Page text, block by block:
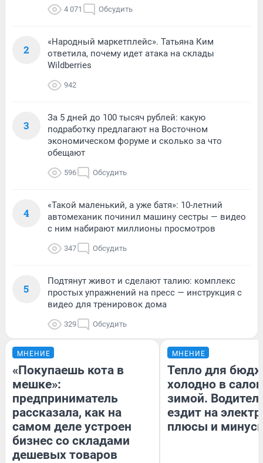
4 071 Обсудить
2
«Народный маркетплейс». Татьяна Ким
ответила, почему идет атака на склады
Wildberries
942
3
За 5 дней до 100 тысяч рублей: какую
подработку предлагают на Восточном
экономическом форуме и сколько за что
обещают
596 Обсудить
4
«Такой маленький, а уже батя»: 10-летний
автомеханик починил машину сестры — видео
с ним набирают миллионы просмотров
347 Обсудить
5
Подтянут живот и сделают талию: комплекс
простых упражнений на пресс — инструкция с
видео для тренировок дома
329 Обсудить
МНЕНИЕ
«Покупаешь кота в
мешке»:
предприниматель
рассказала, как на
самом деле устроен
бизнес со складами
дешевых товаров
МНЕНИЕ
Тепло для
холодно в
зимой.
ездит на
плюсы и